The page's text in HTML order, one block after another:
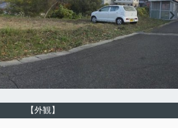
【外観】